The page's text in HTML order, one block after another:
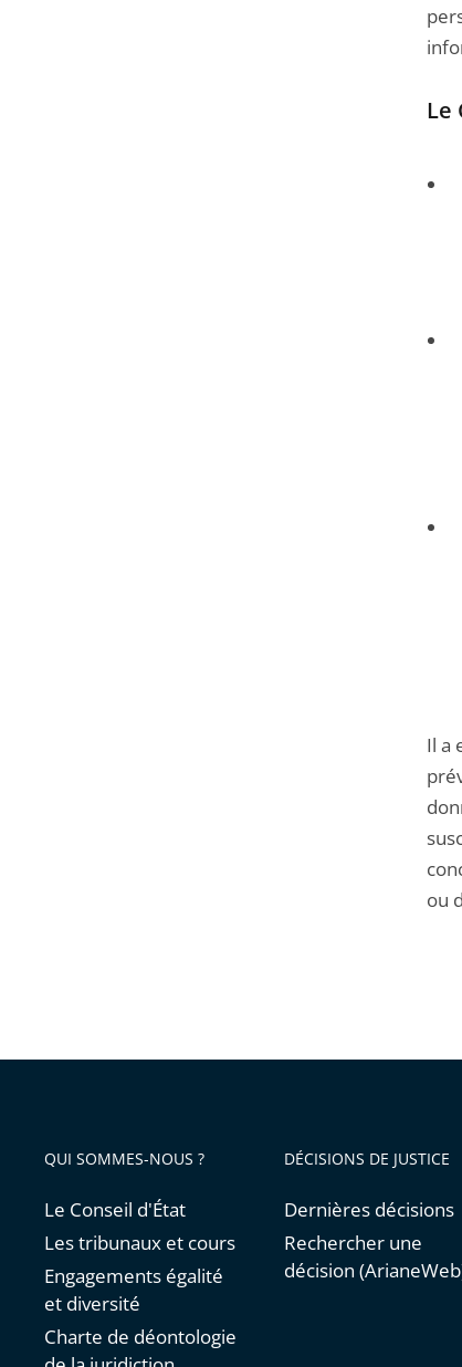
Le
Il a
ou
QUI SOMMES-NOUS ?
Le Conseil d'État
Les tribunaux et cours
Engagements égalité
et diversité
Charte de déontologie
DÉCISIONS DE JUSTICE
Dernières décisions
Rechercher une
décision